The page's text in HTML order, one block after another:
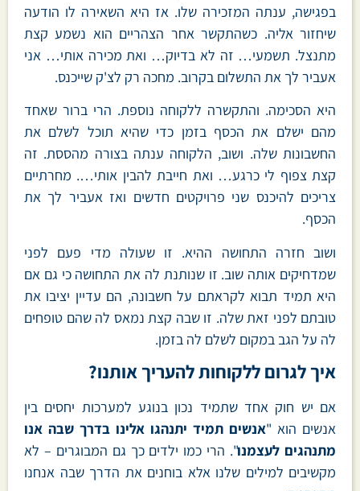
בפגישה, ענתה המזכירה שלו. אז היא השאירה לו הודעה
שיחזור אליה. כשהתקשר אחר הצהריים הוא נשמע קצת
מתנצל. תשמעי… זה לא בדיוק… ואת מכירה אותי… אני
אעביר לך את התשלום בקרוב. מחכה רק לצ'ק שייכנס.
היא הסכימה. והתקשרה ללקוחה נוספת. הרי ברור שאחד
מהם ישלם את הכסף בזמן כדי שהיא תוכל לשלם את
החשבונות שלה. ושוב, הלקוחה ענתה בצורה מהססת. זה
קצת צפוף לי כרגע… ואת חייבת להבין אותי…. מחרתיים
צריכים להיכנס שני פרויקטים חדשים ואז אעביר לך את
הכסף.
ושוב חזרה התחושה ההיא. זו שעולה מדי פעם לפני
שמדחיקים אותה שוב. זו שנותנת לה את התחושה כי גם אם
היא תמיד תבוא לקראתם על חשבונה, הם עדיין יציבו את
טובתם לפני זאת שלה. זו שבה קצת נמאס לה שהם טופחים
לה על הגב במקום לשלם לה בזמן.
איך לגרום ללקוחות להעריך אותנו?
אם יש חוק אחד שתמיד נכון בנוגע למערכות יחסים בין
אנשים הוא "אנשים תמיד יתנהגו אלינו בדרך שבה אנו
מתנהגים לעצמנו". הרי כמו ילדים כך גם המבוגרים – לא
מקשיבים למילים שלנו אלא בוחנים את הדרך שבה אנחנו